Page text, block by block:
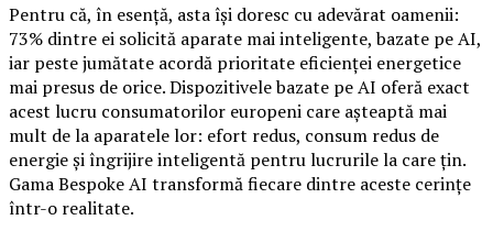
Pentru că, în esență, asta își doresc cu adevărat oamenii:
73% dintre ei solicită aparate mai inteligente, bazate pe AI,
iar peste jumătate acordă prioritate eficienței energetice
mai presus de orice. Dispozitivele bazate pe AI oferă exact
acest lucru consumatorilor europeni care așteaptă mai
mult de la aparatele lor: efort redus, consum redus de
energie și îngrijire inteligentă pentru lucrurile la care țin.
Gama Bespoke AI transformă fiecare dintre aceste cerințe
într-o realitate.